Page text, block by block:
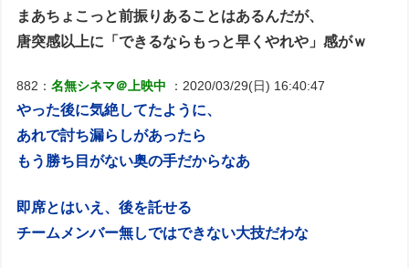
まあちょこっと前振りあることはあるんだが、
唐突感以上に「できるならもっと早くやれや」感がｗ
882：名無シネマ＠上映中 ：2020/03/29(日) 16:40:47
やった後に気絶してたように、
あれで討ち漏らしがあったら
もう勝ち目がない奥の手だからなあ
即席とはいえ、後を託せる
チームメンバー無しではできない大技だわな